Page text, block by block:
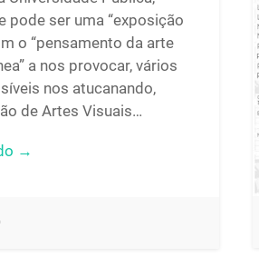
pode ser uma “exposição
o “pensamento da arte
a nos provocar, vários
nos atucanando,
de Artes Visuais…
→